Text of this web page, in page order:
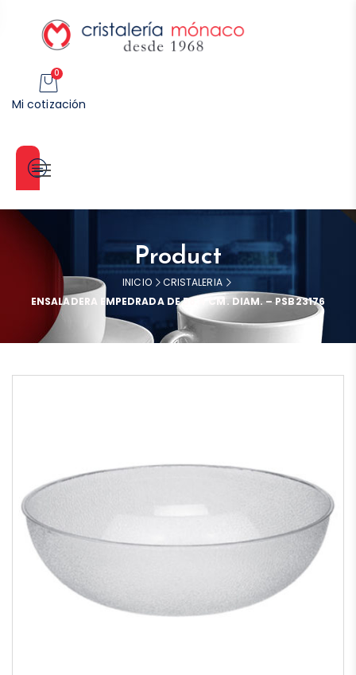
0
Mi cotización
Categorías
Product
INICIO
CRISTALERIA
ENSALADERA EMPEDRADA DE 58.4 CM. DIAM. – PSB23176